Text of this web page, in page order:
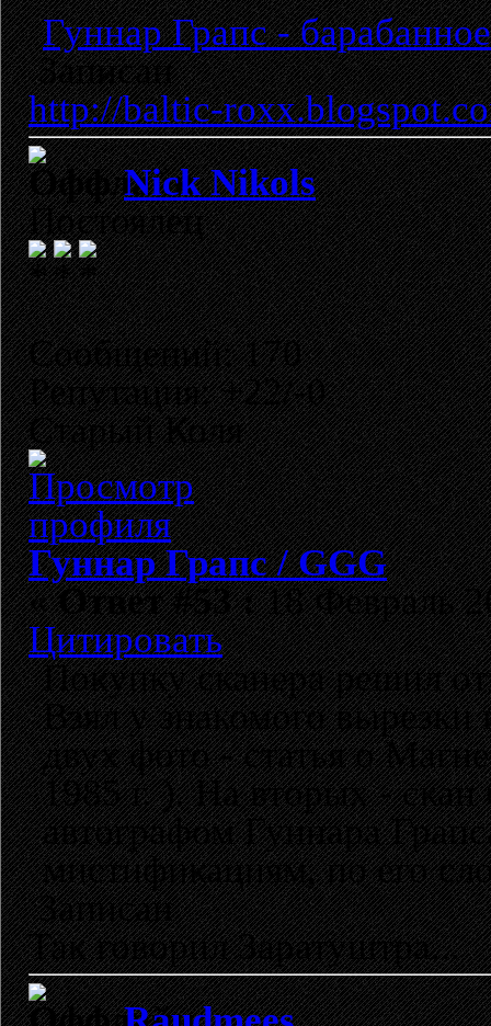
Гуннар Грапс -
Записан
http://baltic-
Nick Nikols
Постоялец
Сообщений: 170
Репутация: +22/-0
Старый Коля
Гуннар Грапс / GGG
«Ответ #53 :18 Февраль
Цитировать
Покупку сканера решил
Взял у знакомого
двух фото - статья о
1985 г. ). На вторых - скан
автографом Гуннара
мистификациям, по его
Записан
Так говорил Заратуштра...